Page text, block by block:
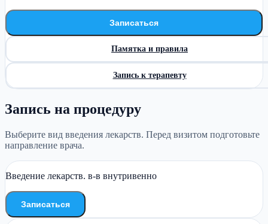
Записаться
Памятка и правила
Запись к терапевту
Запись на процедуру
Выберите вид введения лекарств. Перед визитом подготовьте
направление врача.
Введение лекарств. в-в внутривенно
Записаться